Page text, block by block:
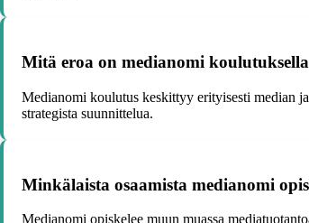
Mitä eroa on medianomi
Medianomi koulutus keskittyy erityisesti median
strategista suunnittelua.
Minkälaista osaamista medianomi
Medianomi opiskelee muun muassa